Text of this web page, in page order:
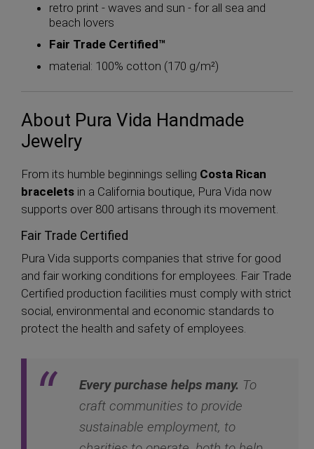
retro print - waves and sun - for all sea and
beach lovers
Fair Trade Certified™
material: 100% cotton (170 g/m²)
About Pura Vida Handmade
Jewelry
From its humble beginnings selling Costa Rican
bracelets in a California boutique, Pura Vida now
supports over 800 artisans through its movement.
Fair Trade Certified
Pura Vida supports companies that strive for good
and fair working conditions for employees. Fair Trade
Certified production facilities must comply with strict
social, environmental and economic standards to
protect the health and safety of employees.
Every purchase helps many. To
craft communities to provide
sustainable employment, to